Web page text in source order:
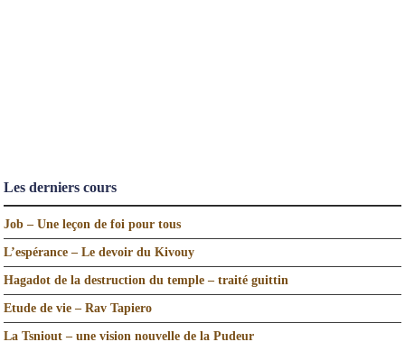
Les derniers cours
Job – Une leçon de foi pour tous
L’espérance – Le devoir du Kivouy
Hagadot de la destruction du temple – traité guittin
Etude de vie – Rav Tapiero
La Tsniout – une vision nouvelle de la Pudeur